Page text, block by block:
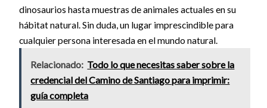
dinosaurios hasta muestras de animales actuales en su
hábitat natural. Sin duda, un lugar imprescindible para
cualquier persona interesada en el mundo natural.
Relacionado: Todo lo que necesitas saber sobre la
credencial del Camino de Santiago para imprimir:
guía completa